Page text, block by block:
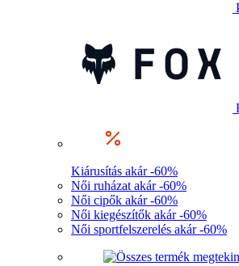
Kiárusítás akár -60%
Női ruházat akár -60%
Női cipők akár -60%
Női kiegészítők akár -60%
Női sportfelszerelés akár -60%